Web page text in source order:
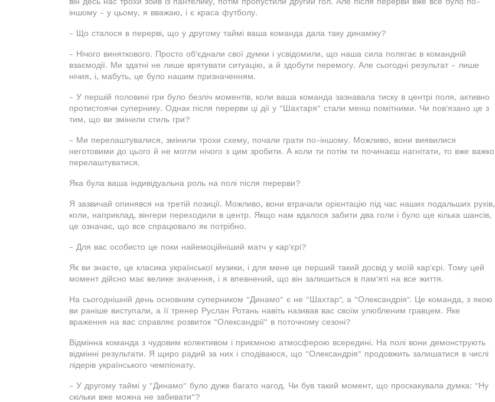
іншому - у цьому, я вважаю, і є краса футболу.
- Що сталося в перерві, що у другому таймі ваша команда дала таку динаміку?
- Нічого виняткового. Просто об'єднали свої думки і усвідомили, що наша сила полягає в командній
взаємодії. Ми здатні не лише врятувати ситуацію, а й здобути перемогу. Але сьогодні результат - лише
нічия, і, мабуть, це було нашим призначенням.
- У першій половині гри було безліч моментів, коли ваша команда зазнавала тиску в центрі поля, активно
протистоячи супернику. Однак після перерви ці дії у "Шахтаря" стали менш помітними. Чи пов'язано це з
тим, що ви змінили стиль гри?
- Ми перелаштувалися, змінили трохи схему, почали грати по-іншому. Можливо, вони виявилися
неготовими до цього й не могли нічого з цим зробити. А коли ти потім ти починаєш нагнітати, то вже важко
перелаштуватися.
Яка була ваша індивідуальна роль на полі після перерви?
Я зазвичай опинявся на третій позиції. Можливо, вони втрачали орієнтацію під час наших подальших рухів,
коли, наприклад, вінгери переходили в центр. Якщо нам вдалося забити два голи і було ще кілька шансів,
це означає, що все спрацювало як потрібно.
- Для вас особисто це поки найемоційніший матч у кар'єрі?
Як ви знаєте, це класика української музики, і для мене це перший такий досвід у моїй кар'єрі. Тому цей
момент дійсно має велике значення, і я впевнений, що він залишиться в пам'яті на все життя.
На сьогоднішній день основним суперником "Динамо" є не "Шахтар", а "Олександрія". Це команда, з якою
ви раніше виступали, а її тренер Руслан Ротань навіть називав вас своїм улюбленим гравцем. Яке
враження на вас справляє розвиток "Олександрії" в поточному сезоні?
Відмінна команда з чудовим колективом і приємною атмосферою всередині. На полі вони демонструють
відмінні результати. Я щиро радий за них і сподіваюся, що "Олександрія" продовжить залишатися в числі
лідерів українського чемпіонату.
- У другому таймі у "Динамо" було дуже багато нагод. Чи був такий момент, що проскакувала думка: "Ну
скільки вже можна не забивати"?